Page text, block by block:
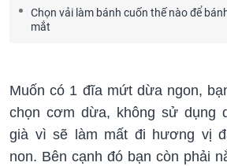
Chọn vải làm bánh cuốn thế nào để
mắt
Muốn có 1 đĩa mứt dừa ngon,
chọn cơm dừa, không sử dụng
già vì sẽ làm mất đi hương vị
non. Bên cạnh đó bạn còn phải